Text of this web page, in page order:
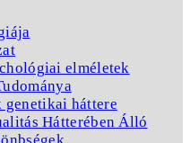
elméletek
genetikai háttere
Hátterében Álló